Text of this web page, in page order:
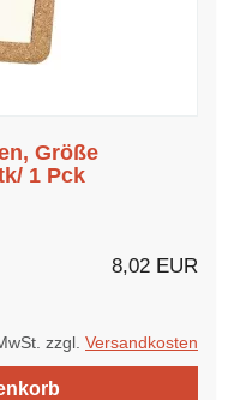
Größe
1 Pck
8,02 EUR
zzgl. Versandkosten